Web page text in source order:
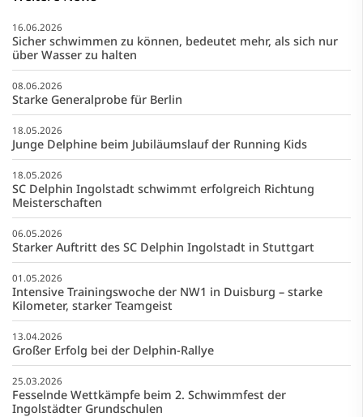
16.06.2026
Sicher schwimmen zu können, bedeutet mehr, als sich nur
über Wasser zu halten
08.06.2026
Starke Generalprobe für Berlin
18.05.2026
Junge Delphine beim Jubiläumslauf der Running Kids
18.05.2026
SC Delphin Ingolstadt schwimmt erfolgreich Richtung
Meisterschaften
06.05.2026
Starker Auftritt des SC Delphin Ingolstadt in Stuttgart
01.05.2026
Intensive Trainingswoche der NW1 in Duisburg – starke
Kilometer, starker Teamgeist
13.04.2026
Großer Erfolg bei der Delphin-Rallye
25.03.2026
Fesselnde Wettkämpfe beim 2. Schwimmfest der
Ingolstädter Grundschulen